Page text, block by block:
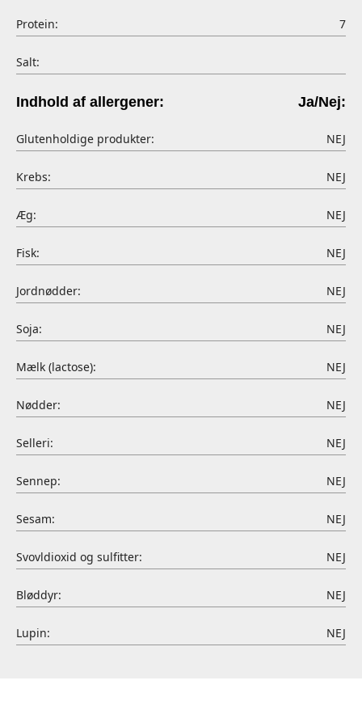
Protein: 7
Salt:
Indhold af allergener: Ja/Nej:
Glutenholdige produkter: NEJ
Krebs: NEJ
Æg: NEJ
Fisk: NEJ
Jordnødder: NEJ
Soja: NEJ
Mælk (lactose): NEJ
Nødder: NEJ
Selleri: NEJ
Sennep: NEJ
Sesam: NEJ
Svovldioxid og sulfitter: NEJ
Bløddyr: NEJ
Lupin: NEJ